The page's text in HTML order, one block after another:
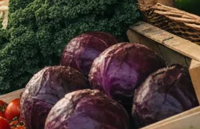
Status heute